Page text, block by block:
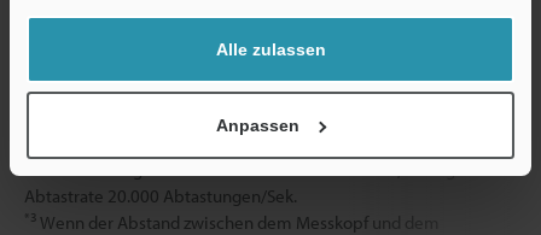
haben.
Alle zulassen
Anpassen
eines Messobjekts aus Baustahl ermittelt (z.B. C45 mit D=1 mm).
Bei Messungen von Objekten aus Aluminium, Kupfer oder
Linearitätsmerkmale dieser Materialien zu berücksichtigen.
*2
Abtastrate 20.000 Abtastungen/Sek.
*3 Wenn der Abstand zwischen dem Messkopf und dem